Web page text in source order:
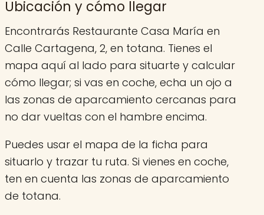
Ubicación y cómo llegar
Encontrarás Restaurante Casa María en
Calle Cartagena, 2, en totana. Tienes el
mapa aquí al lado para situarte y calcular
cómo llegar; si vas en coche, echa un ojo a
las zonas de aparcamiento cercanas para
no dar vueltas con el hambre encima.
Puedes usar el mapa de la ficha para
situarlo y trazar tu ruta. Si vienes en coche,
ten en cuenta las zonas de aparcamiento
de totana.